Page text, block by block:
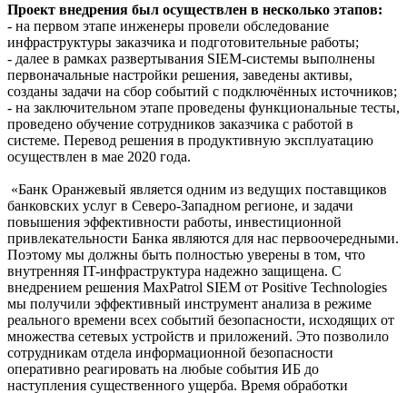
Проект внедрения был осуществлен в несколько этапов:
- на первом этапе инженеры провели обследование
инфраструктуры заказчика и подготовительные работы;
- далее в рамках развертывания SIEM-системы выполнены
первоначальные настройки решения, заведены активы,
созданы задачи на сбор событий с подключённых источников;
- на заключительном этапе проведены функциональные тесты,
проведено обучение сотрудников заказчика с работой в
системе. Перевод решения в продуктивную эксплуатацию
осуществлен в мае 2020 года.
«Банк Оранжевый является одним из ведущих поставщиков
банковских услуг в Северо-Западном регионе, и задачи
повышения эффективности работы, инвестиционной
привлекательности Банка являются для нас первоочередными.
Поэтому мы должны быть полностью уверены в том, что
внутренняя IT-инфраструктура надежно защищена. С
внедрением решения MaxPatrol SIEM от Positive Technologies
мы получили эффективный инструмент анализа в режиме
реального времени всех событий безопасности, исходящих от
множества сетевых устройств и приложений. Это позволило
сотрудникам отдела информационной безопасности
оперативно реагировать на любые события ИБ до
наступления существенного ущерба. Время обработки